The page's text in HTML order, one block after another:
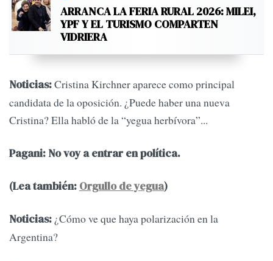
ARRANCA LA FERIA RURAL 2026: MILEI,
YPF Y EL TURISMO COMPARTEN
VIDRIERA
Noticias:Cristina Kirchner aparece como principal
candidata de la oposición. ¿Puede haber una nueva
Cristina? Ella habló de la “yegua herbívora”...
Pagani:No voy a entrar en política.
(Lea también: Orgullo de yegua)
Noticias: ¿Cómo ve que haya polarización en la
Argentina?